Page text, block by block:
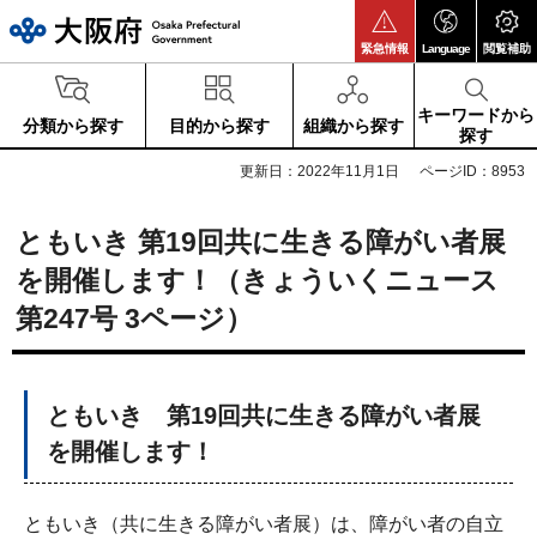
緊急情報 Language 閲覧補助
分類から探す 目的から探す 組織から探す
キーワードから
探す
更新日：2022年11月1日 ページID：8953
ともいき 第19回共に生きる障がい者展
を開催します！（きょういくニュース
第247号 3ページ）
ともいき 第19回共に生きる障がい者展
を開催します！
ともいき（共に生きる障がい者展）は、障がい者の自立